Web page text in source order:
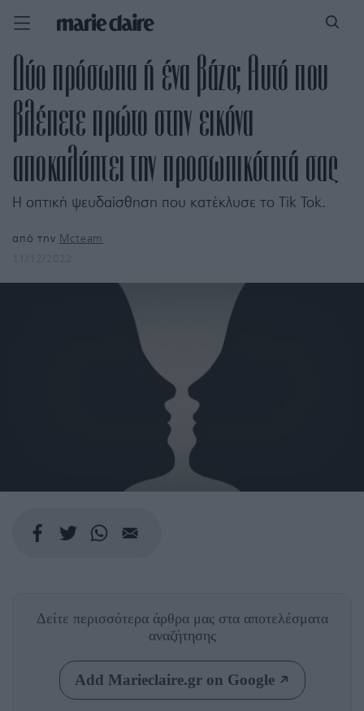
Δύο πρόσωπα ή ένα βάζο; Αυτό που
βλέπετε πρώτο στην εικόνα
αποκαλύπτει την προσωπικότητά σας
Η οπτική ψευδαίσθηση που κατέκλυσε το Tik Tok.
από την Mcteam
Δείτε περισσότερα άρθρα μας στα αποτελέσματα
αναζήτησης
Add Marieclaire.gr on Google